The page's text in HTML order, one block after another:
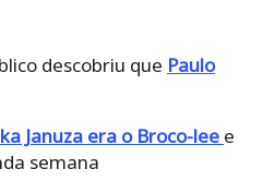
descobriu que Paulo
Januza era o Broco-lee e
semana